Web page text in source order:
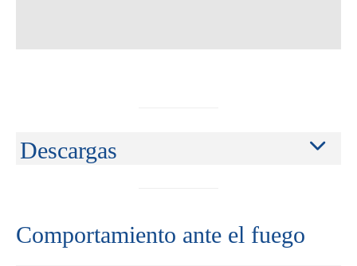
Descargas
Comportamiento ante el fuego